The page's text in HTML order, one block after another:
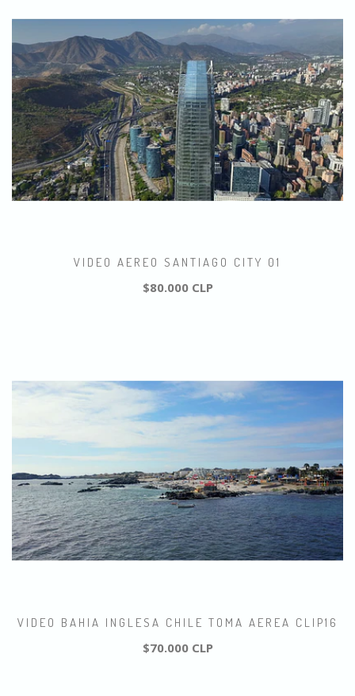
VIDEO AEREO SANTIAGO CITY 01
$80.000 CLP
VIDEO BAHIA INGLESA CHILE TOMA AEREA CLIP16
$70.000 CLP